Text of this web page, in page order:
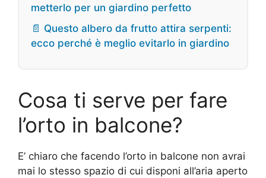
metterlo per un giardino perfetto
📄 Questo albero da frutto attira serpenti:
ecco perché è meglio evitarlo in giardino
Cosa ti serve per fare
l’orto in balcone?
E’ chiaro che facendo l’orto in balcone non avrai
mai lo stesso spazio di cui disponi all’aria aperto